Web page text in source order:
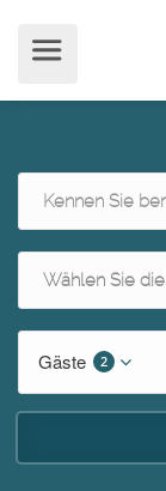
Gäste 2